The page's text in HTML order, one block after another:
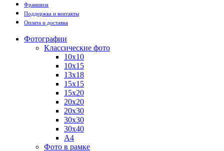
Франшиза
Поддержка и контакты
Оплата и доставка
Фотографии
Классические фото
10х10
10х15
13х18
15х15
15х20
20х20
20х30
30х30
30х40
А4
Фото в рамке